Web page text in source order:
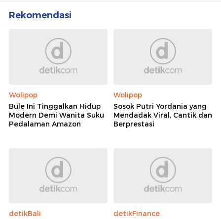
Rekomendasi
Wolipop
Bule Ini Tinggalkan Hidup
Modern Demi Wanita Suku
Pedalaman Amazon
Wolipop
Sosok Putri Yordania yang
Mendadak Viral, Cantik dan
Berprestasi
detikBali
detikFinance